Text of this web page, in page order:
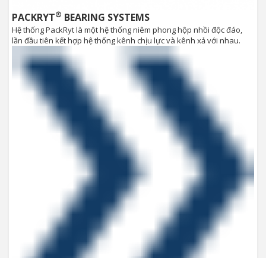
PACKRYT® BEARING SYSTEMS
Hệ thống PackRyt là một hệ thống niêm phong hộp nhồi độc đáo,
lần đầu tiên kết hợp hệ thống kênh chịu lực và kênh xả với nhau.